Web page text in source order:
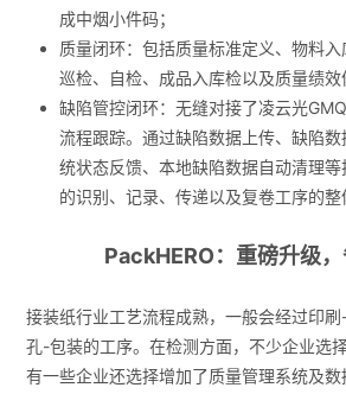
成中烟小件码；
质量闭环：包括质量标准定义、物料入
巡检、自检、成品入库检以及质量绩效
缺陷管控闭环：无缝对接了凌云光
流程跟踪。通过缺陷数据上传、缺陷
统状态反馈、本地缺陷数据自动清理
的识别、记录、传递以及复卷工序的整
PackHERO：重磅升级，
接装纸行业工艺流程成熟，一般会经过印
孔-包装的工序。在检测方面，不少企业选
有一些企业还选择增加了质量管理系统及